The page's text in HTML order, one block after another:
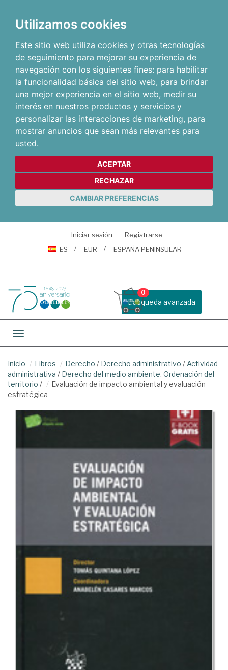
Utilizamos cookies
Este sitio web utiliza cookies y otras tecnologías
de seguimiento para mejorar su experiencia de
navegación con los siguientes fines: para habilitar
la funcionalidad básica del sitio web, para brindar
una mejor experiencia en el sitio web, medir su
interés en nuestros productos y servicios y
personalizar las interacciones de marketing, para
mostrar anuncios que sean más relevantes para
usted.
ACEPTAR
RECHAZAR
CAMBIAR PREFERENCIAS
Iniciar sesión
Registrarse
ES
EUR ESPAÑA PENINSULAR
Busqueda avanzada
0
Toggle navigation
Inicio Libros Derecho / Derecho administrativo / Actividad
administrativa / Derecho del medio ambiente. Ordenación del
territorio /
Evaluación de impacto ambiental y evaluación
estratégica